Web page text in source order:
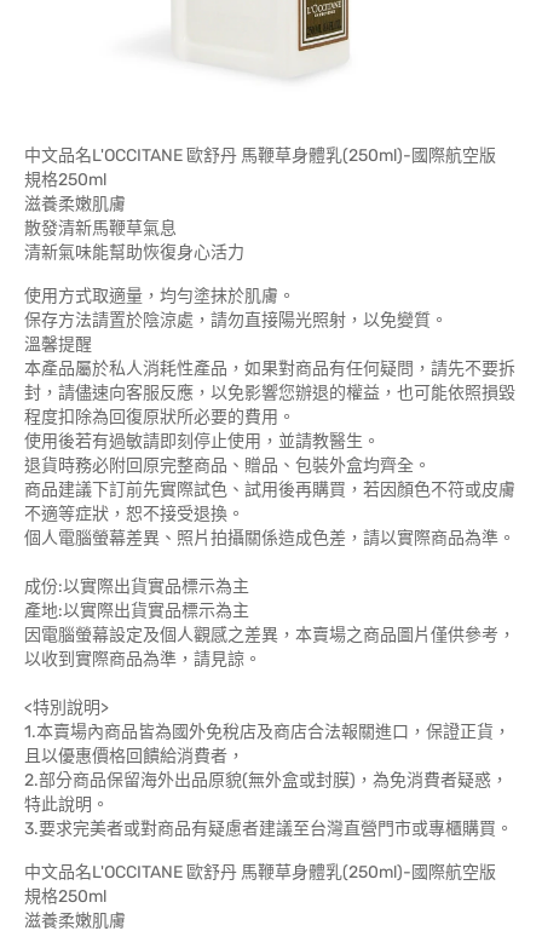
中文品名L'OCCITANE 歐舒丹 馬鞭草身體乳(250ml)-國際航空版
規格250ml
滋養柔嫩肌膚
散發清新馬鞭草氣息
清新氣味能幫助恢復身心活力
使用方式取適量，均勻塗抹於肌膚。
保存方法請置於陰涼處，請勿直接陽光照射，以免變質。
溫馨提醒
本產品屬於私人消耗性產品，如果對商品有任何疑問，請先不要拆
封，請儘速向客服反應，以免影響您辦退的權益，也可能依照損毀
程度扣除為回復原狀所必要的費用。
使用後若有過敏請即刻停止使用，並請教醫生。
退貨時務必附回原完整商品、贈品、包裝外盒均齊全。
商品建議下訂前先實際試色、試用後再購買，若因顏色不符或皮膚
不適等症狀，恕不接受退換。
個人電腦螢幕差異、照片拍攝關係造成色差，請以實際商品為準。
成份:以實際出貨實品標示為主
產地:以實際出貨實品標示為主
因電腦螢幕設定及個人觀感之差異，本賣場之商品圖片僅供參考，
以收到實際商品為準，請見諒。
<特別說明>
1.本賣場內商品皆為國外免稅店及商店合法報關進口，保證正貨，
且以優惠價格回饋給消費者，
2.部分商品保留海外出品原貌(無外盒或封膜)，為免消費者疑惑，
特此說明。
3.要求完美者或對商品有疑慮者建議至台灣直營門市或專櫃購買。
中文品名L'OCCITANE 歐舒丹 馬鞭草身體乳(250ml)-國際航空版
規格250ml
滋養柔嫩肌膚